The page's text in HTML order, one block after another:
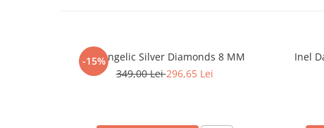
-15%
Set Angelic Silver Diamonds 8 MM
349,00 Lei296,65 Lei
Inel